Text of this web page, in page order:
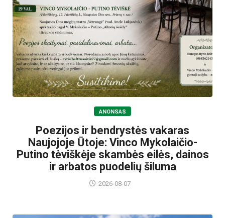
ANONSAS
Poezijos ir bendrystės vakaras
Naujojoje Ūtoje: Vinco Mykolaičio-
Putino tėviškėje skambės eilės, dainos
ir arbatos puodelių šiluma
2026-08-07